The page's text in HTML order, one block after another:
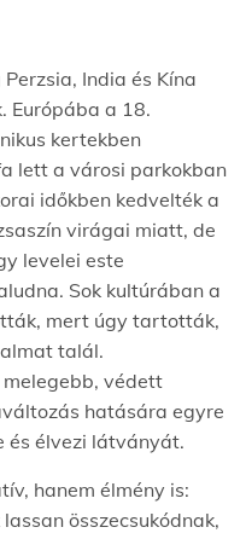
India és Kína
Európába a 18.
kertekben
lett a városi parkokban
időkben kedvelték a
virágai miatt, de
levelei este
Sok kultúrában a
mert úgy tartották,
talál.
védett
hatására egyre
és élvezi látványát.
hanem élmény is:
összecsukódnak,